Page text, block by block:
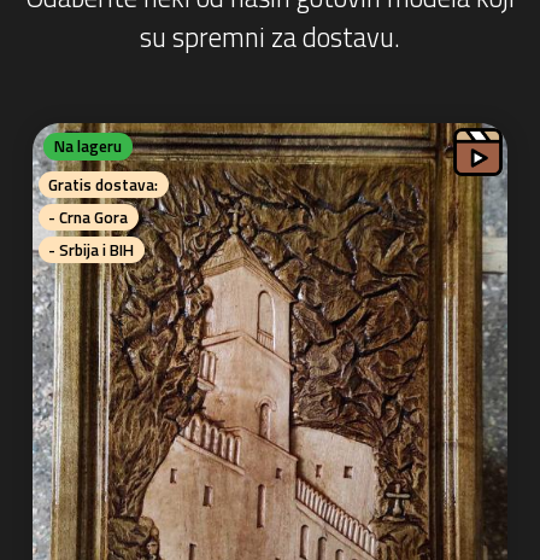
su spremni za dostavu.
Na lageru
Gratis dostava:
- Crna Gora
- Srbija i BIH